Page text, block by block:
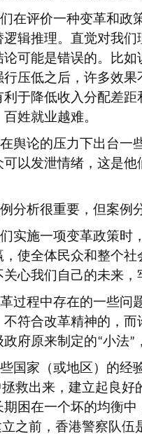
在评价一种变革和政
辑推理。直觉对我
可能是错误的。比
压低之后，许多效
于降低收入分配差
姓就业越难。
舆论的压力下出台一
以发泄情绪，这是
分析很重要，但案例
实施一项变革政策时
使全体民众和整个
心我们自己的未来
过程中存在的一些问
符合改革精神的，
府原来制定的“小法”
国家（或地区）的经
拯救出来，建立起良好
困在一个坏的均衡
之前，香港警察队伍